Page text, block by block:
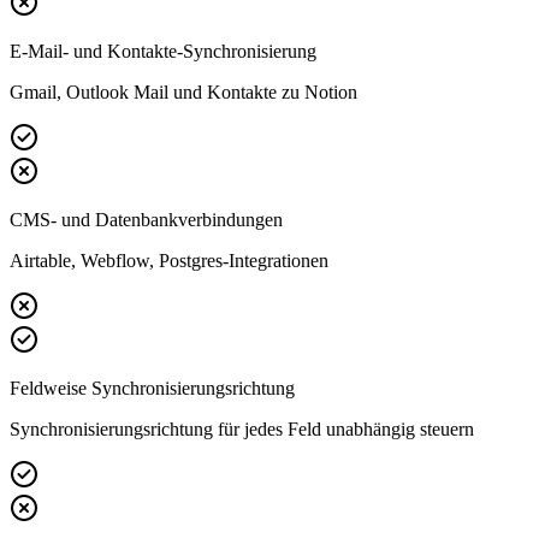
E-Mail- und Kontakte-Synchronisierung
Gmail, Outlook Mail und Kontakte zu Notion
CMS- und Datenbankverbindungen
Airtable, Webflow, Postgres-Integrationen
Feldweise Synchronisierungsrichtung
Synchronisierungsrichtung für jedes Feld unabhängig steuern